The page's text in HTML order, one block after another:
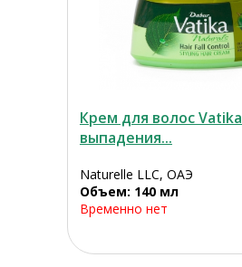
Крем для волос
выпадения...
Naturelle LLC, ОАЭ
Объем: 140 мл
Временно нет